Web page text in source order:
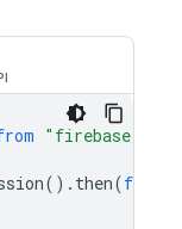
"firebase/
(). then(